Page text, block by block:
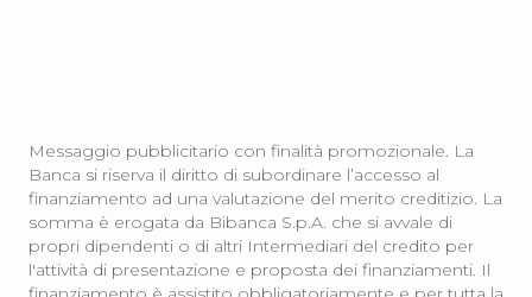
Messaggio pubblicitario con finalità promozionale. La
Banca si riserva il diritto di subordinare l’accesso al
finanziamento ad una valutazione del merito creditizio. La
somma è erogata da Bibanca S.p.A. che si avvale di
propri dipendenti o di altri Intermediari del credito per
l'attività di presentazione e proposta dei finanziamenti. Il